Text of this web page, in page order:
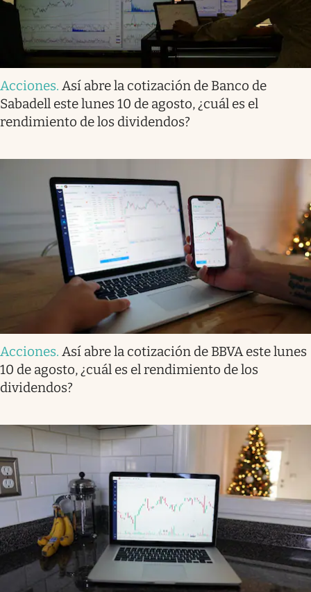
Acciones. Así abre la cotización de Banco de
Sabadell este lunes 10 de agosto, ¿cuál es el
rendimiento de los dividendos?
Acciones. Así abre la cotización de BBVA este lunes
10 de agosto, ¿cuál es el rendimiento de los
dividendos?